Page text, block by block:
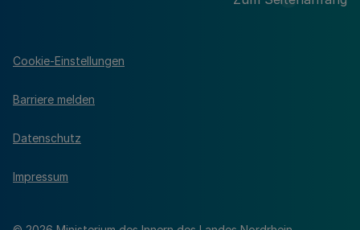
Cookie-Einstellungen
Barriere melden
Datenschutz
Impressum